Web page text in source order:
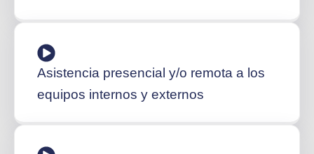
Asistencia presencial y/o remota a los
equipos internos y externos